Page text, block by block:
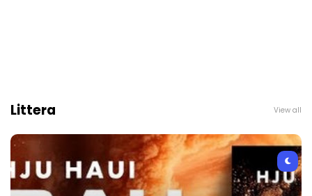
Littera View all